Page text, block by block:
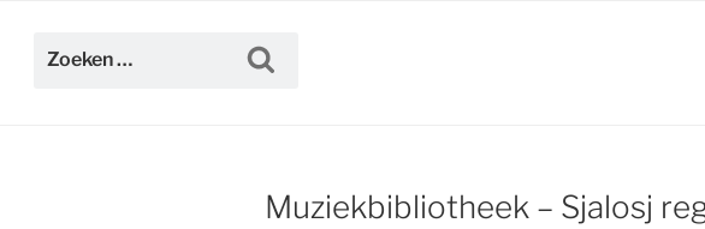
Muziekbibliotheek – Sjalosj